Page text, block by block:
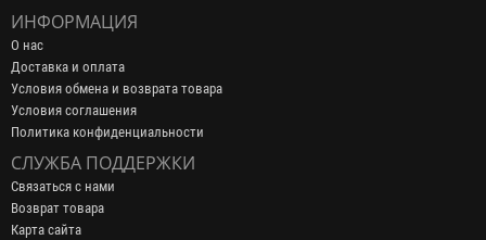
ИНФОРМАЦИЯ
О нас
Доставка и оплата
Условия обмена и возврата товара
Условия соглашения
Политика конфиденциальности
СЛУЖБА ПОДДЕРЖКИ
Связаться с нами
Возврат товара
Карта сайта